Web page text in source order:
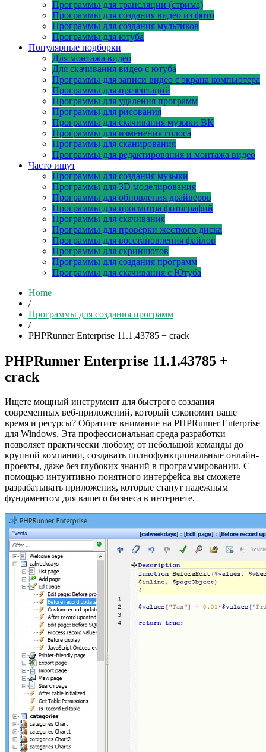
Программы для трансляции (стрима)
Программы для создания видео из фото
Программы для создания мультиков
Программы для ютуба
Популярные подборки
Для монтажа видео
Для скачивания видео с ютуба
Программы для записи видео с экрана компьютера
Программы для презентаций
Программы для удаления программ
Программы для рисования
Программы для скачивания музыки ВК
Программы для изменения голоса
Программы для сканирования
Программы для редактирования и монтажа видео
Часто ищут
Программы для создания музыки
Программы для 3D моделирования
Программы для обновления драйверов
Программы для просмотра фотографий
Программы для скачивания
Программы для проверки жесткого диска
Программы для восстановления файлов
Программы для скриншотов
Программы для создания программ
Программы для скачивания с Ютуба
Home
/
Программы для создания программ
/
PHPRunner Enterprise 11.1.43785 + crack
PHPRunner Enterprise 11.1.43785 +
crack
Ищете мощный инструмент для быстрого создания
современных веб-приложений, который сэкономит ваше
время и ресурсы? Обратите внимание на PHPRunner Enterprise
для Windows. Эта профессиональная среда разработки
позволяет практически любому, от небольшой команды до
крупной компании, создавать полнофункциональные онлайн-
проекты, даже без глубоких знаний в программировании. С
помощью интуитивно понятного интерфейса вы сможете
разрабатывать приложения, которые станут надежным
фундаментом для вашего бизнеса в интернете.